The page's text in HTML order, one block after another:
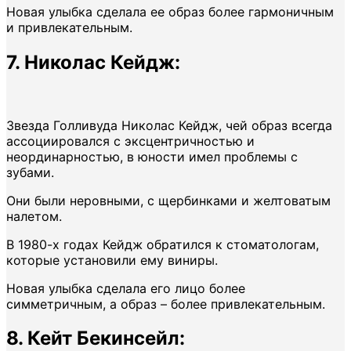
Новая улыбка сделала ее образ более гармоничным
и привлекательным.
7. Николас Кейдж:
Звезда Голливуда Николас Кейдж, чей образ всегда
ассоциировался с эксцентричностью и
неординарностью, в юности имел проблемы с
зубами.
Они были неровными, с щербинками и желтоватым
налетом.
В 1980-х годах Кейдж обратился к стоматологам,
которые установили ему виниры.
Новая улыбка сделала его лицо более
симметричным, а образ – более привлекательным.
8. Кейт Бекинсейл: